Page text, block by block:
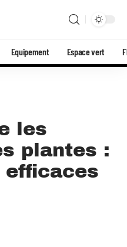
Equipement Espace vert
les
plantes :
efficaces